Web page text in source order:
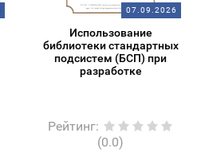
07.09.2026
Использование
библиотеки стандартных
подсистем (БСП) при
разработке
Рейтинг:
(0.0)